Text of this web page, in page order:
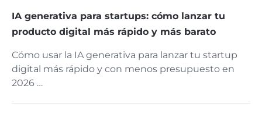
IA generativa para startups: cómo lanzar tu
producto digital más rápido y más barato
Cómo usar la IA generativa para lanzar tu startup
digital más rápido y con menos presupuesto en
2026 …